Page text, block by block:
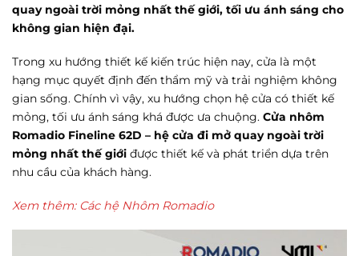
quay ngoài trời mỏng nhất thế giới, tối ưu ánh sáng cho
không gian hiện đại.
Trong xu hướng thiết kế kiến trúc hiện nay, cửa là một
hạng mục quyết định đến thẩm mỹ và trải nghiệm không
gian sống. Chính vì vậy, xu hướng chọn hệ cửa có thiết kế
mỏng, tối ưu ánh sáng khá được ưa chuộng. Cửa nhôm
Romadio Fineline 62D – hệ cửa đi mở quay ngoài trời
mỏng nhất thế giới được thiết kế và phát triển dựa trên
nhu cầu của khách hàng.
Xem thêm: Các hệ Nhôm Romadio